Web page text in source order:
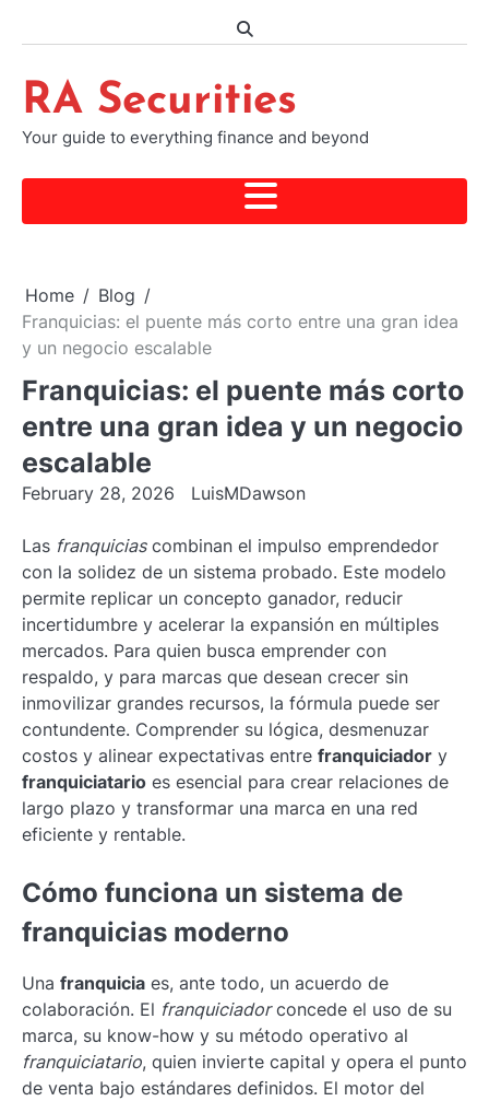
RA Securities
Your guide to everything finance and beyond
Home
Blog
Franquicias: el puente más corto entre una gran idea
y un negocio escalable
Franquicias: el puente más corto
entre una gran idea y un negocio
escalable
February 28, 2026 LuisMDawson
Las franquiciascombinan el impulso emprendedor
con la solidez de un sistema probado. Este modelo
permite replicar un concepto ganador, reducir
incertidumbre y acelerar la expansión en múltiples
mercados. Para quien busca emprender con
respaldo, y para marcas que desean crecer sin
inmovilizar grandes recursos, la fórmula puede ser
contundente. Comprender su lógica, desmenuzar
costos y alinear expectativas entre franquiciador y
franquiciatario es esencial para crear relaciones de
largo plazo y transformar una marca en una red
eficiente y rentable.
Cómo funciona un sistema de
franquicias moderno
Una franquicia es, ante todo, un acuerdo de
colaboración. El franquiciadorconcede el uso de su
marca, su know-how y su método operativo al
franquiciatario, quien invierte capital y opera el punto
de venta bajo estándares definidos. El motor del